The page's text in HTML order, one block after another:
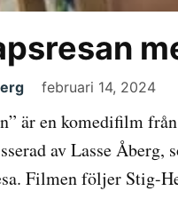
februari 14, 2024
är en komedifilm
av Lasse
Filmen följer Stig-